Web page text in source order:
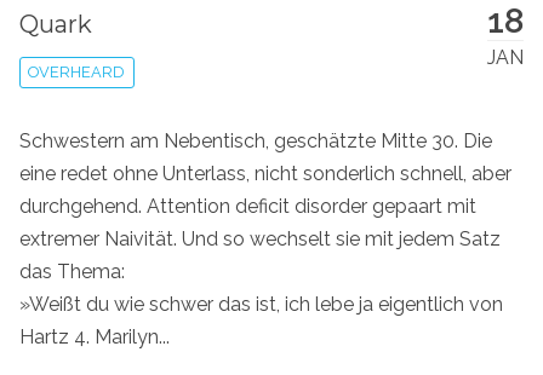
18
JAN
Quark
OVERHEARD
Schwestern am Nebentisch, geschätzte Mitte 30. Die
eine redet ohne Unterlass, nicht sonderlich schnell, aber
durchgehend. Attention deficit disorder gepaart mit
extremer Naivität. Und so wechselt sie mit jedem Satz
das Thema:
»Weißt du wie schwer das ist, ich lebe ja eigentlich von
Hartz 4. Marilyn...